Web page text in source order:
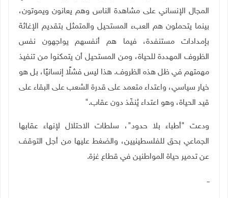
المجال الإنساني على مشاهدة الناس وهم يعانون ويموتون،
بينما يتحملون هم العبء المستحيل والمتمثل بتقديم الإغاثة
بإمدادات مستنفدة، فيما هم أنفسهم يواجهون نفس
الظروف المهددة للحياة، ومن المستحيل أن يتمكنوا من تنفيذ
مهمتهم في ظل هذه الظروف. هذا ليس فشلًا إنسانيًا، بل هو
خيار سياسي، واعتداء متعمد على قدرة الشعب على البقاء على
قيد الحياة، وهو اعتداء يُنفّذ دون عقاب".
ودعت "أطباء بلا حدود"، سلطات الاحتلال لإنهاء عقابها
الجماعي بحق للفلسطينيين، والضغط عليها من أجل التوقف
عن تدمير حياة المواطنين في قطاع غزة.
ــ